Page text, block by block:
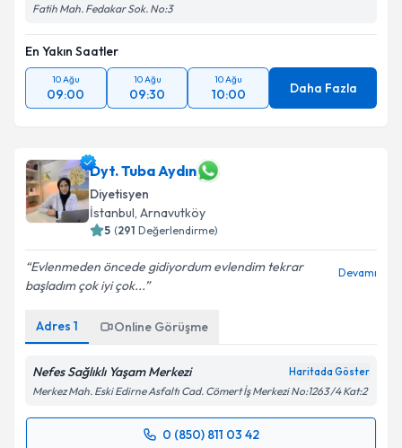
Fatih Mah. Fedakar Sok. No:3
En Yakın Saatler
10 Ağu
09:00
10 Ağu
09:30
10 Ağu
10:00 Daha Fazla
Dyt. Tuba Aydın
Diyetisyen
İstanbul, Arnavutköy
5 (291 Değerlendirme)
Evlenmeden öncede gidiyordum evlendim tekrar
başladım çok iyi çok...
Devamı
Adres 1 Online Görüşme
Nefes Sağlıklı Yaşam Merkezi Haritada Göster
Merkez Mah. Eski Edirne Asfaltı Cad. Cömert İş Merkezi No:1263 /4 Kat:2
0 (850) 811 03 42